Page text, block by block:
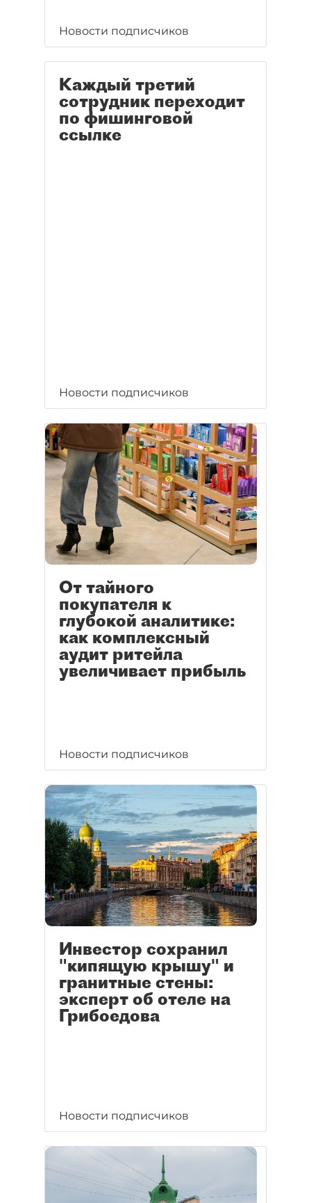
Новости подписчиков
Каждый третий
сотрудник переходит
по фишинговой
ссылке
Новости подписчиков
От тайного
покупателя к
глубокой аналитике:
как комплексный
аудит ритейла
увеличивает прибыль
Новости подписчиков
Инвестор сохранил
"кипящую крышу" и
гранитные стены:
эксперт об отеле на
Грибоедова
Новости подписчиков